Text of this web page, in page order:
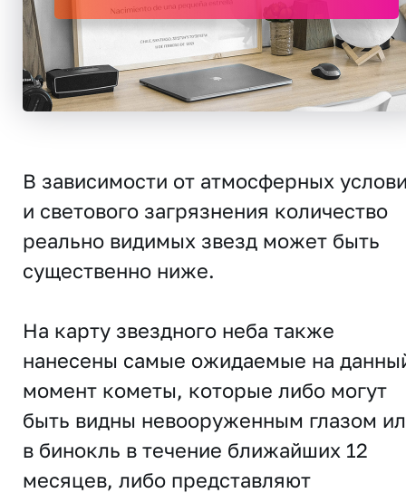
В зависимости от атмосферных
и светового загрязнения количество
реально видимых звезд может быть
существенно ниже.
На карту звездного неба также
нанесены самые ожидаемые на
момент кометы, которые либо могут
быть видны невооруженным глазом
в бинокль в течение ближайших 12
месяцев, либо представляют